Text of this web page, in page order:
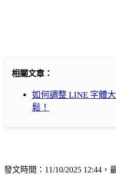
相關文章：
如何調整 LINE 字體
鬆！
發文時間：11/10/2025 12:44，